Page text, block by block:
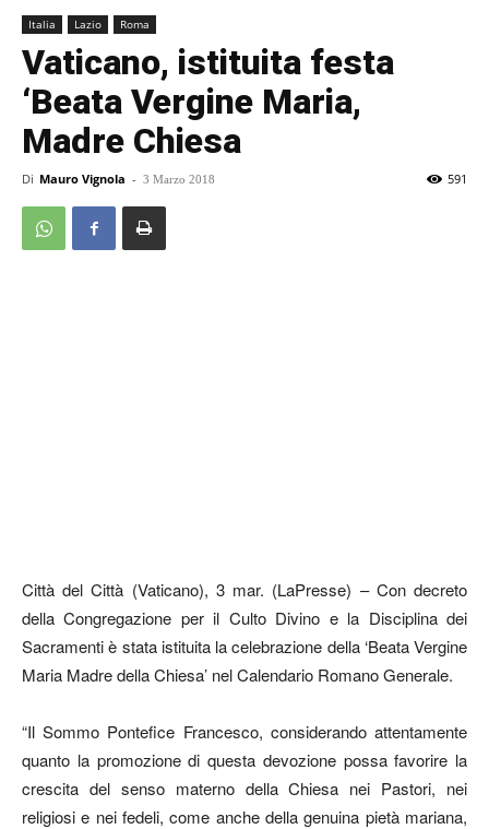
Italia Lazio Roma
Vaticano, istituita festa
‘Beata Vergine Maria,
Madre Chiesa
Di Mauro Vignola - 3 Marzo 2018 591
Città del Città (Vaticano), 3 mar. (LaPresse) – Con decreto
della Congregazione per il Culto Divino e la Disciplina dei
Sacramenti è stata istituita la celebrazione della ‘Beata Vergine
Maria Madre della Chiesa’ nel Calendario Romano Generale.
“Il Sommo Pontefice Francesco, considerando attentamente
quanto la promozione di questa devozione possa favorire la
crescita del senso materno della Chiesa nei Pastori, nei
religiosi e nei fedeli, come anche della genuina pietà mariana,